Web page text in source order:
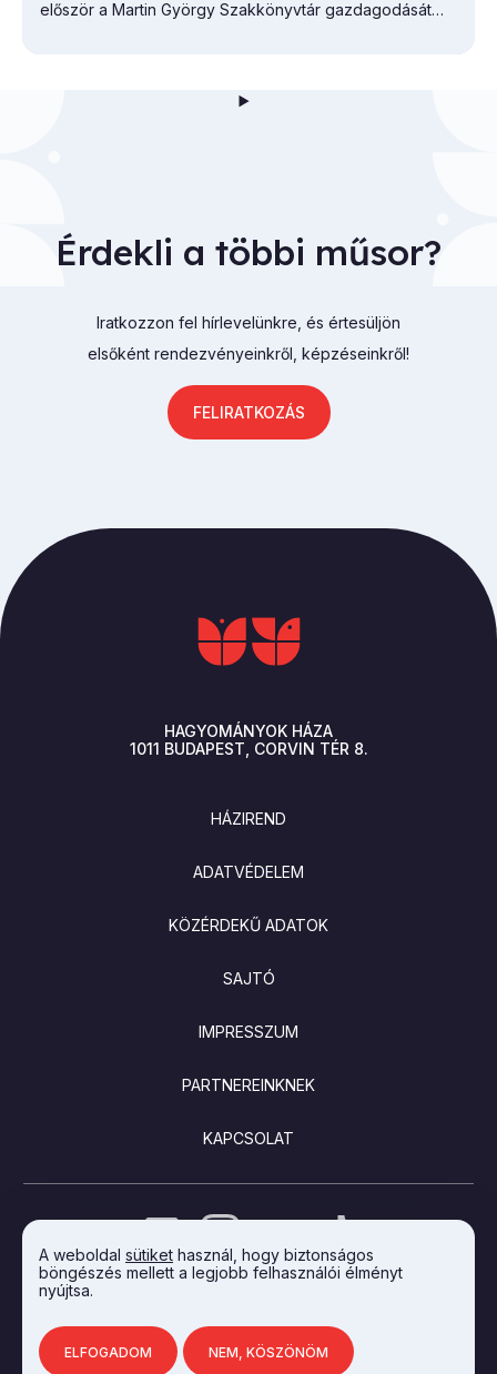
A weboldal sütiket használ, hogy biztonságos
böngészés mellett a legjobb felhasználói élményt
nyújtsa.
ELFOGADOM NEM, KÖSZÖNÖM
először a Martin György Szakkönyvtár gazdagodását
Érdekli a többi műsor?
Iratkozzon fel hírlevelünkre, és értesüljön
elsőként rendezvényeinkről, képzéseinkről!
FELIRATKOZÁS
HAGYOMÁNYOK HÁZA
1011 BUDAPEST CORVIN TÉR 8.
HÁZIREND
ADATVÉDELEM
KÖZÉRDEKŰ ADATOK
SAJTÓ
IMPRESSZUM
PARTNEREINKNEK
KAPCSOLAT
AZ INTEGRAL VISION FEJLESZTETTE